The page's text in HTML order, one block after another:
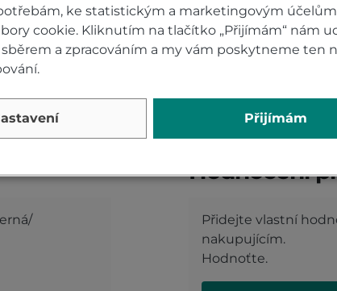
Hodnocení
Přidejte vlastní
nakupujícím.
Hodnoťte.
ke statistickým a marketingovým účelům
cookie. Kliknutím na tlačítko „Přijímám“ nám
sběrem a zpracováním a my vám poskytneme ten
Přijímám